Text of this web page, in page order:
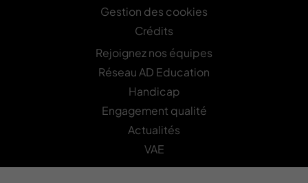
Gestion des cookies
Crédits
Rejoignez nos équipes
Réseau AD Education
Handicap
Engagement qualité
Actualités
VAE